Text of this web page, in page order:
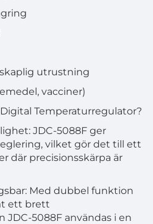
utrustning
vacciner)
Temperaturregulator?
JDC-5088F ger
vilket gör det till ett
där precisionsskärpa är
Med dubbel funktion
ett brett
5088F användas i en